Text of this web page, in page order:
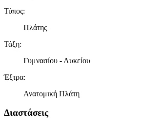
Τύπος:
Πλάτης
Τάξη:
Γυμνασίου - Λυκείου
Έξτρα:
Ανατομική Πλάτη
Διαστάσεις